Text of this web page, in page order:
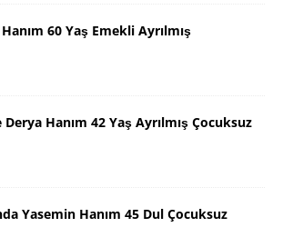
60 Yaş Emekli Ayrılmış
Derya Hanım 42 Yaş Ayrılmış Çocuksuz
Yasemin Hanım 45 Dul Çocuksuz